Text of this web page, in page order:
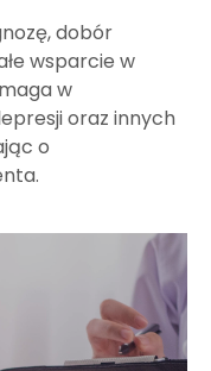
dobór
wsparcie w
w
oraz innych
o